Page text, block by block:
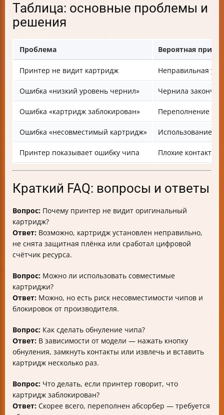
Таблица: основные проблемы и
решения
Проблема Вероятная
Принтер не видит картридж Неправильная
Ошибка «низкий уровень чернил» Чернила
Ошибка «картридж заблокирован» Переполнение
Ошибка «несовместимый картридж» Использование
Принтер показывает ошибку чипа Плохие контакты
Краткий FAQ: вопросы и ответы
Вопрос: Почему принтер не видит оригинальный
картридж?
Ответ: Возможно, картридж установлен неправильно,
не снята защитная плёнка или сработал цифровой
счётчик ресурса.
Вопрос: Можно ли использовать совместимые
картриджи?
Ответ: Можно, но есть риск несовместимости чипов и
блокировок от производителя.
Вопрос: Как сделать обнуление чипа?
Ответ: В зависимости от модели — нажать кнопку
обнуления, замкнуть контакты или извлечь и вставить
картридж несколько раз.
Вопрос: Что делать, если принтер говорит, что
картридж заблокирован?
Ответ: Скорее всего, переполнен абсорбер — требуется